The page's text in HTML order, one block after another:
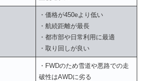
・価格が450eより低い
・航続距離が最長
・都市部や日常利用に最適
・取り回しが良い
・FWDのため雪道や悪路での走
破性はAWDに劣る